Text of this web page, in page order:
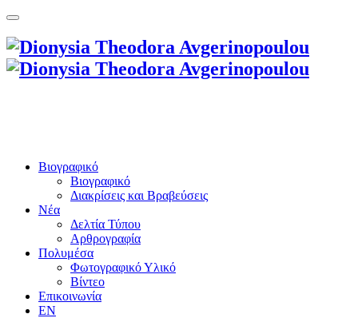
Βιογραφικό
Βιογραφικό
Διακρίσεις και Βραβεύσεις
Νέα
Δελτία Τύπου
Αρθρογραφία
Πολυμέσα
Φωτογραφικό Υλικό
Βίντεο
Επικοινωνία
EN